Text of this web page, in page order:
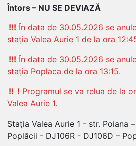
Întors – NU SE DEVIAZĂ
!!! În data de 30.05.2026 se
stația Valea Aurie 1 de la ora
!!! În data de 30.05.2026 se
stația Poplaca de la ora 13:15.
!! ! Programul se va relua de la
Valea Aurie 1.
Stația Valea Aurie 1 - str. Poiana
Poplăcii - DJ106R - DJ106D –